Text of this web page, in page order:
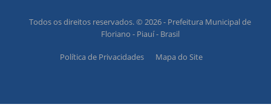
Todos os direitos reservados. © 2026 - Prefeitura Municipal de
Floriano - Piauí - Brasil
Política de Privacidades Mapa do Site